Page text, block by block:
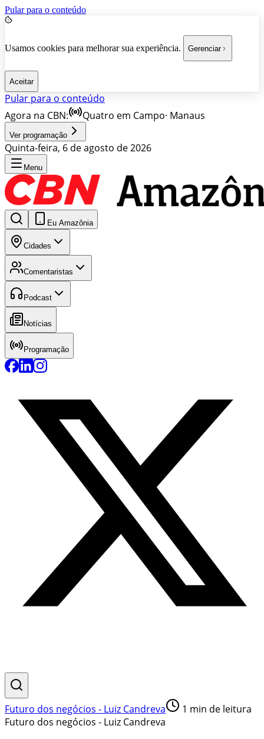
Pular para o conteúdo
Usamos cookies para melhorar sua experiência. Gerenciar
Aceitar
Pular para o conteúdo
Agora na CBN:
Quatro em Campo· Manaus
Ver programação
Quinta-feira, 6 de agosto de 2026
Menu
Eu Amazônia
Cidades
Comentaristas
Podcast
Notícias
Programação
Futuro dos negócios - Luiz Candreva 1 min de leitura
Futuro dos negócios - Luiz Candreva